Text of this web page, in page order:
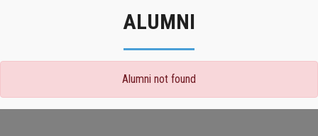
ALUMNI
Alumni not found